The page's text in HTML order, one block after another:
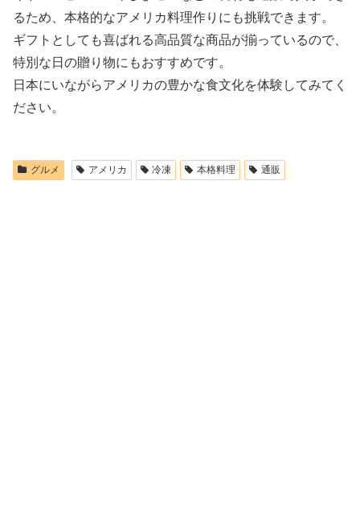
るため、本格的なアメリカ料理作りにも挑戦できます。
ギフトとしても喜ばれる高品質な商品が揃っているので、
特別な日の贈り物にもおすすめです。
日本にいながらアメリカの豊かな食文化を体験してみてく
ださい。
グルメ アメリカ 冷凍 本格料理 通販